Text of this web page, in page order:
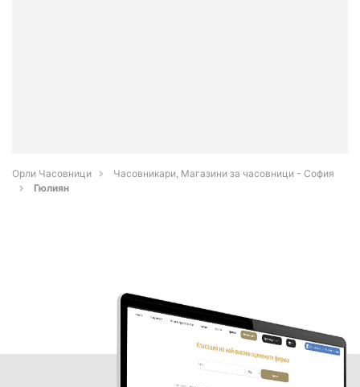
Орли Часовници
Часовникари, Магазини за часовници - София
Гюлиян